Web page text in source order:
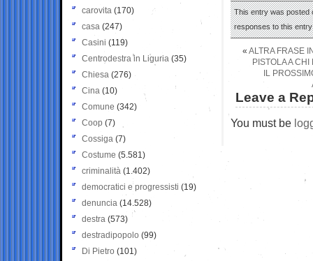
This entry was posted
responses to this
« ALTRA FRASE
PISTOLA A
IL
Leave a
You must be
carovita (170)
casa (247)
Casini (119)
Centrodestra in Liguria (35)
Chiesa (276)
Cina (10)
Comune (342)
Coop (7)
Cossiga (7)
Costume (5.581)
criminalità (1.402)
democratici e progressisti (19)
denuncia (14.528)
destra (573)
destradipopolo (99)
Di Pietro (101)